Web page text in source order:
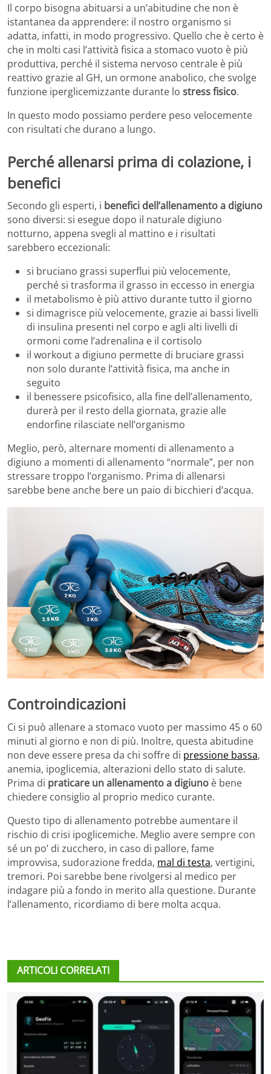
Il corpo bisogna abituarsi a un’abitudine che non è
istantanea da apprendere: il nostro organismo si
adatta, infatti, in modo progressivo. Quello che è certo è
che in molti casi l’attività fisica a stomaco vuoto è più
produttiva, perché il sistema nervoso centrale è più
reattivo grazie al GH, un ormone anabolico, che svolge
funzione iperglicemizzante durante lo stress fisico.
In questo modo possiamo perdere peso velocemente
con risultati che durano a lungo.
Perché allenarsi prima di colazione, i
benefici
Secondo gli esperti, i benefici dell’allenamento a digiuno
sono diversi: si esegue dopo il naturale digiuno
notturno, appena svegli al mattino e i risultati
sarebbero eccezionali:
si bruciano grassi superflui più velocemente,
perché si trasforma il grasso in eccesso in energia
il metabolismo è più attivo durante tutto il giorno
si dimagrisce più velocemente, grazie ai bassi livelli
di insulina presenti nel corpo e agli alti livelli di
ormoni come l’adrenalina e il cortisolo
il workout a digiuno permette di bruciare grassi
non solo durante l’attività fisica, ma anche in
seguito
il benessere psicofisico, alla fine dell’allenamento,
durerà per il resto della giornata, grazie alle
endorfine rilasciate nell’organismo
Meglio, però, alternare momenti di allenamento a
digiuno a momenti di allenamento “normale”, per non
stressare troppo l’organismo. Prima di allenarsi
sarebbe bene anche bere un paio di bicchieri d’acqua.
Controindicazioni
Ci si può allenare a stomaco vuoto per massimo 45 o 60
minuti al giorno e non di più. Inoltre, questa abitudine
non deve essere presa da chi soffre di pressione bassa,
anemia, ipoglicemia, alterazioni dello stato di salute.
Prima di praticare un allenamento a digiuno è bene
chiedere consiglio al proprio medico curante.
Questo tipo di allenamento potrebbe aumentare il
rischio di crisi ipoglicemiche. Meglio avere sempre con
sé un po’ di zucchero, in caso di pallore, fame
improvvisa, sudorazione fredda, mal di testa, vertigini,
tremori. Poi sarebbe bene rivolgersi al medico per
indagare più a fondo in merito alla questione. Durante
l’allenamento, ricordiamo di bere molta acqua.
ARTICOLI CORRELATI